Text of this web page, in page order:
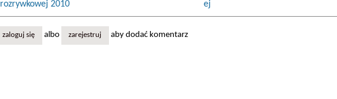
rozrywkowej 2010
ej
zaloguj się albo zarejestruj aby dodać komentarz